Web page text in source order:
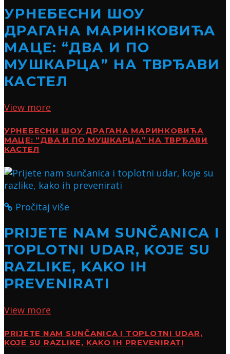
УРНЕБЕСНИ ШОУ
ДРАГАНА МАРИНКОВИЋА
МАЦЕ: “ДВА И ПО
МУШКАРЦА” НА ТВРЂАВИ
КАСТЕЛ
View more
УРНЕБЕСНИ ШОУ ДРАГАНА МАРИНКОВИЋА
МАЦЕ: “ДВА И ПО МУШКАРЦА” НА ТВРЂАВИ
КАСТЕЛ
Pročitaj više
PRIJETE NAM SUNČANICA I
TOPLOTNI UDAR, KOJE SU
RAZLIKE, KAKO IH
PREVENIRATI
View more
PRIJETE NAM SUNČANICA I TOPLOTNI UDAR,
KOJE SU RAZLIKE, KAKO IH PREVENIRATI